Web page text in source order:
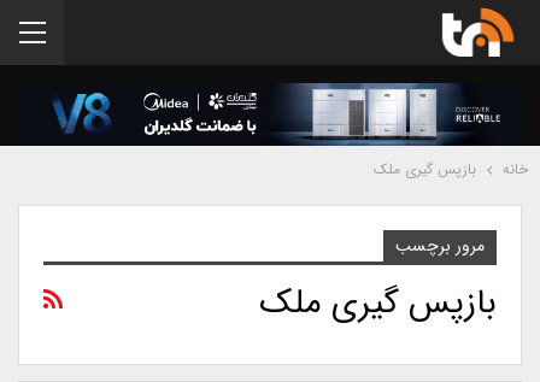
خانه بازپس گیری ملک
مرور برچسب
بازپس گیری ملک